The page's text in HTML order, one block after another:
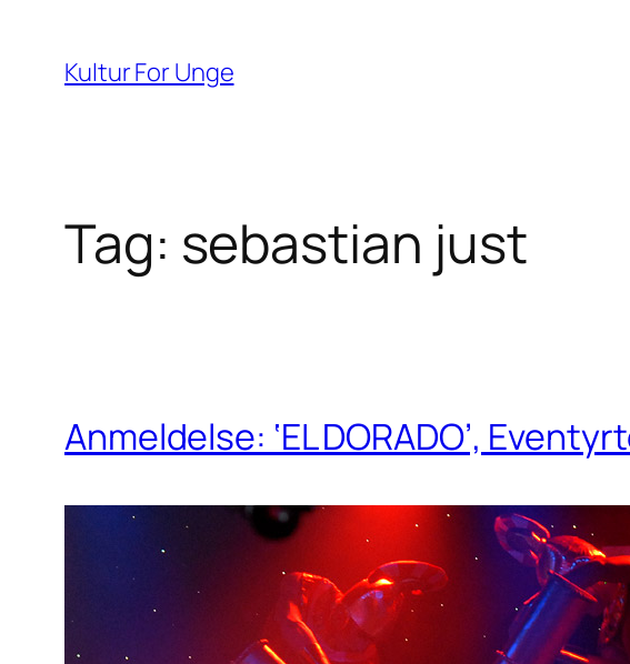
indhold
Kultur For Unge
Tag: sebastian just
Anmeldelse: ‘EL DORADO’,